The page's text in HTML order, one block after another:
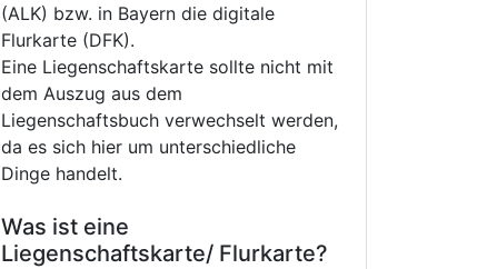
(ALK) bzw. in Bayern die digitale
Flurkarte (DFK).
Eine Liegenschaftskarte sollte nicht mit
dem Auszug aus dem
Liegenschaftsbuch verwechselt werden,
da es sich hier um unterschiedliche
Dinge handelt.
Was ist eine
Liegenschaftskarte/ Flurkarte?